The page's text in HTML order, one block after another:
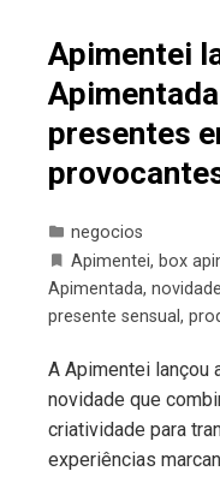
Apimentei
presentes
negocios
Apimentei, box
Apimentada,
presente sensual,
A Apimentei lançou
novidade que
criatividade para
experiências